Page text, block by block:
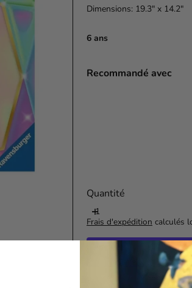
Dimensions: 19.3" x 14.2"
6 ans
Recommandé avec
Quantité
Frais d'expédition calculés